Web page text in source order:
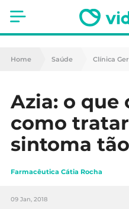
Saúde
Nutrição
Receitas
Fitness
Mães e
Home Saúde Clínica
Azia: o que
como
sintoma
Farmacêutica Cátia Rocha
09 Jan, 2018